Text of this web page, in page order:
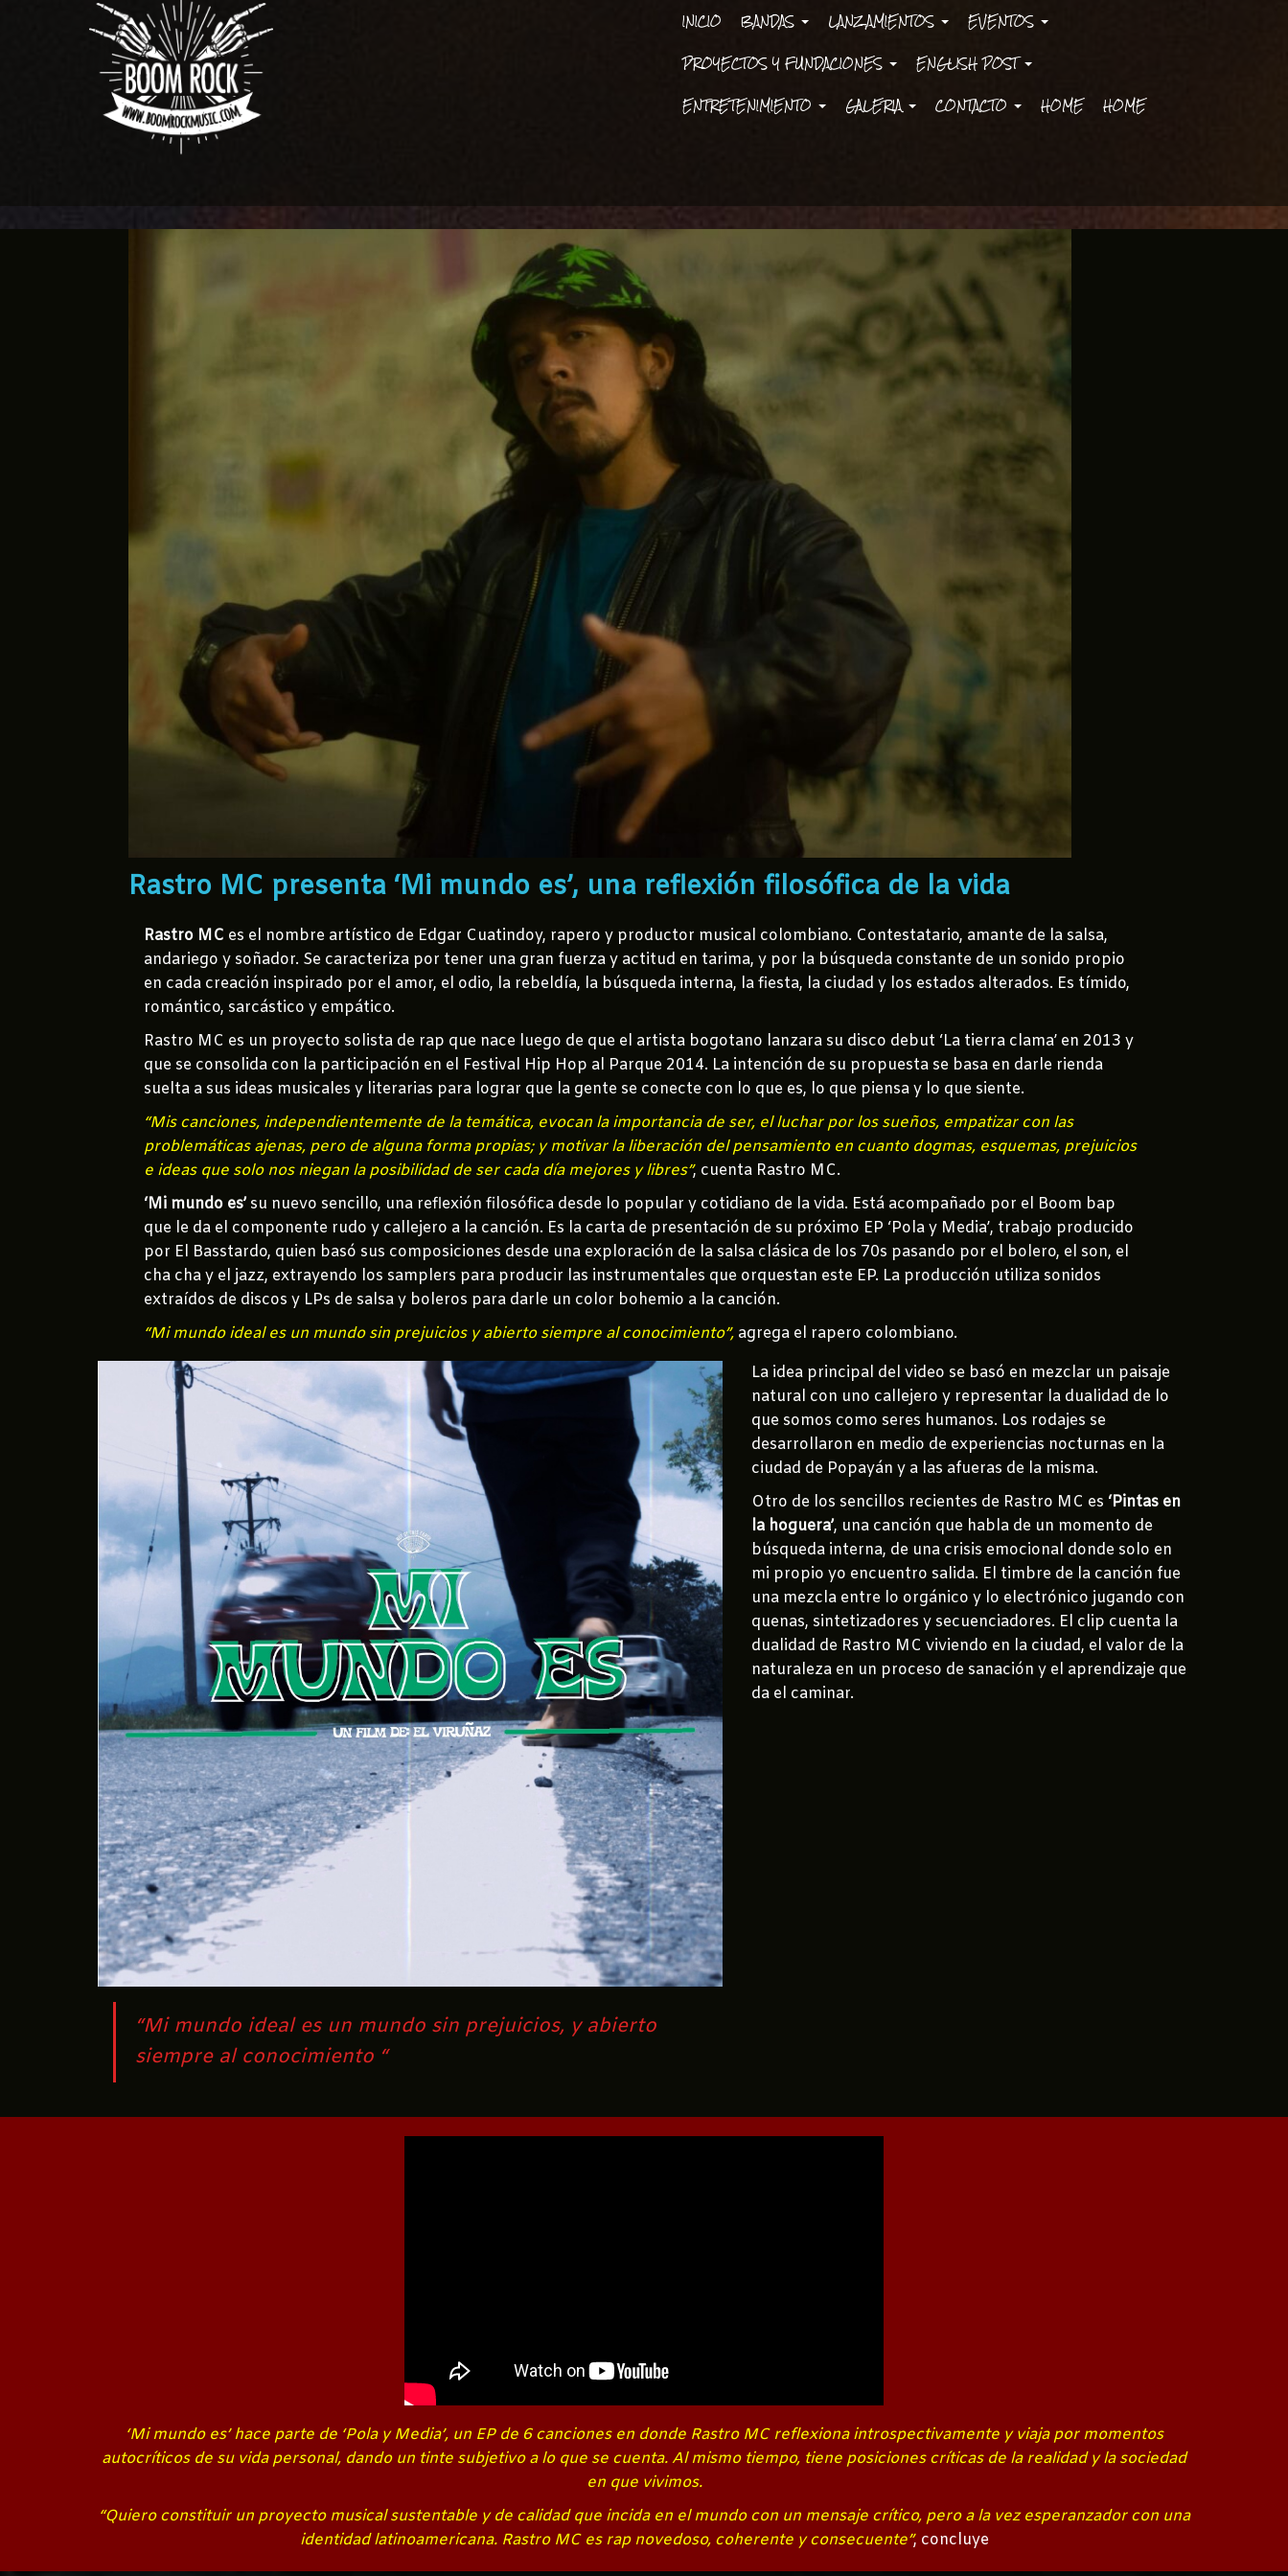
INICIO BANDAS LANZAMIENTOS
EVENTOS
PROYECTOS Y FUNDACIONES
ENGLISH POST
ENTRETENIMIENTO
GALERIA CONTACTO HOME HOME
Rastro MC presenta ‘Mi mundo es’, una reflexión filosófica de la vida
Rastro MC es el nombre artístico de Edgar Cuatindoy, rapero y productor musical colombiano. Contestatario, amante de la salsa,
andariego y soñador. Se caracteriza por tener una gran fuerza y actitud en tarima, y por la búsqueda constante de un sonido propio
en cada creación inspirado por el amor, el odio, la rebeldía, la búsqueda interna, la fiesta, la ciudad y los estados alterados. Es tímido,
romántico, sarcástico y empático.
Rastro MC es un proyecto solista de rap que nace luego de que el artista bogotano lanzara su disco debut ‘La tierra clama’ en 2013 y
que se consolida con la participación en el Festival Hip Hop al Parque 2014. La intención de su propuesta se basa en darle rienda
suelta a sus ideas musicales y literarias para lograr que la gente se conecte con lo que es, lo que piensa y lo que siente.
“Mis canciones, independientemente de la temática, evocan la importancia de ser, el luchar por los sueños, empatizar con las
problemáticas ajenas, pero de alguna forma propias; y motivar la liberación del pensamiento en cuanto dogmas, esquemas, prejuicios
e ideas que solo nos niegan la posibilidad de ser cada día mejores y libres”, cuenta Rastro MC.
‘Mi mundo es’ su nuevo sencillo, una reflexión filosófica desde lo popular y cotidiano de la vida. Está acompañado por el Boom bap
que le da el componente rudo y callejero a la canción. Es la carta de presentación de su próximo EP ‘Pola y Media’, trabajo producido
por El Basstardo, quien basó sus composiciones desde una exploración de la salsa clásica de los 70s pasando por el bolero, el son, el
cha cha y el jazz, extrayendo los samplers para producir las instrumentales que orquestan este EP. La producción utiliza sonidos
extraídos de discos y LPs de salsa y boleros para darle un color bohemio a la canción.
“Mi mundo ideal es un mundo sin prejuicios y abierto siempre al conocimiento”, agrega el rapero colombiano.
“Mi mundo ideal es un mundo sin prejuicios, y abierto
siempre al conocimiento “
La idea principal del video se basó en mezclar un paisaje
natural con uno callejero y representar la dualidad de lo
que somos como seres humanos. Los rodajes se
desarrollaron en medio de experiencias nocturnas en la
ciudad de Popayán y a las afueras de la misma.
Otro de los sencillos recientes de Rastro MC es ‘Pintas en
la hoguera’, una canción que habla de un momento de
búsqueda interna, de una crisis emocional donde solo en
mi propio yo encuentro salida. El timbre de la canción fue
una mezcla entre lo orgánico y lo electrónico jugando con
quenas, sintetizadores y secuenciadores. El clip cuenta la
dualidad de Rastro MC viviendo en la ciudad, el valor de la
naturaleza en un proceso de sanación y el aprendizaje que
da el caminar.
‘Mi mundo es’ hace parte de ‘Pola y Media’, un EP de 6 canciones en donde Rastro MC reflexiona introspectivamente y viaja por momentos
autocríticos de su vida personal, dando un tinte subjetivo a lo que se cuenta. Al mismo tiempo, tiene posiciones críticas de la realidad y la sociedad
en que vivimos.
“Quiero constituir un proyecto musical sustentable y de calidad que incida en el mundo con un mensaje crítico, pero a la vez esperanzador con una
identidad latinoamericana. Rastro MC es rap novedoso, coherente y consecuente”, concluye